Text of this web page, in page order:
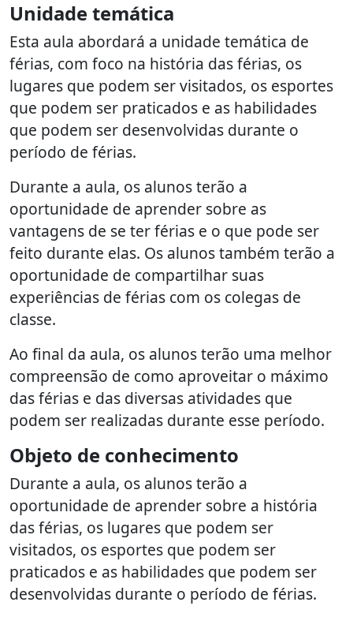
Unidade temática
Esta aula abordará a unidade temática de
férias, com foco na história das férias, os
lugares que podem ser visitados, os esportes
que podem ser praticados e as habilidades
que podem ser desenvolvidas durante o
período de férias.
Durante a aula, os alunos terão a
oportunidade de aprender sobre as
vantagens de se ter férias e o que pode ser
feito durante elas. Os alunos também terão a
oportunidade de compartilhar suas
experiências de férias com os colegas de
classe.
Ao final da aula, os alunos terão uma melhor
compreensão de como aproveitar o máximo
das férias e das diversas atividades que
podem ser realizadas durante esse período.
Objeto de conhecimento
Durante a aula, os alunos terão a
oportunidade de aprender sobre a história
das férias, os lugares que podem ser
visitados, os esportes que podem ser
praticados e as habilidades que podem ser
desenvolvidas durante o período de férias.